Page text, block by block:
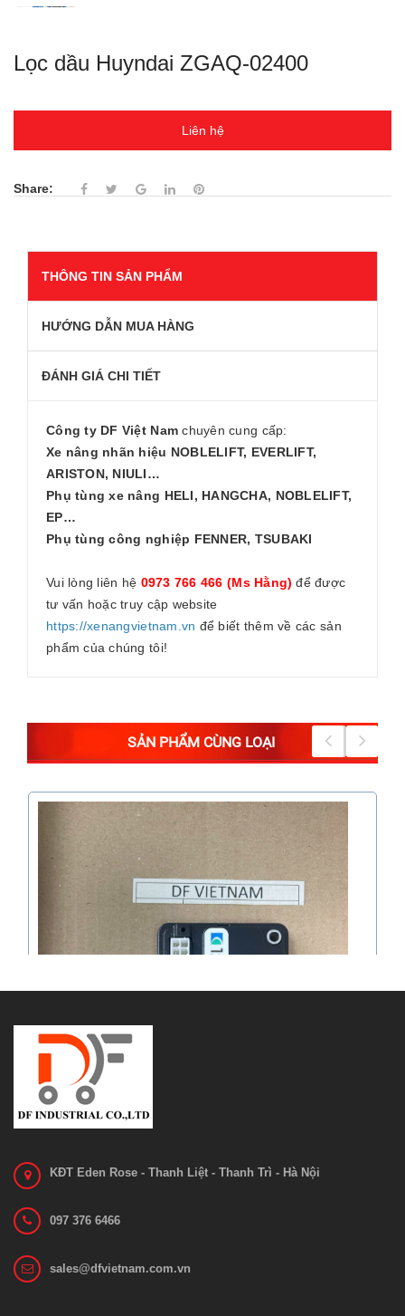
Lọc dầu Huyndai ZGAQ-02400
Liên hệ
Share:
THÔNG TIN SẢN PHẨM
HƯỚNG DẪN MUA HÀNG
ĐÁNH GIÁ CHI TIẾT
Công ty DF Việt Nam chuyên cung cấp:
Xe nâng nhãn hiệu NOBLELIFT, EVERLIFT,
ARISTON, NIULI…
Phụ tùng xe nâng HELI, HANGCHA, NOBLELIFT,
EP…
Phụ tùng công nghiệp FENNER, TSUBAKI
Vui lòng liên hệ 0973 766 466 (Ms Hằng) để được
tư vấn hoặc truy cập website
https://xenangvietnam.vn để biết thêm về các sản
phẩm của chúng tôi!
SẢN PHẨM CÙNG LOẠI
KĐT Eden Rose - Thanh Liệt - Thanh Trì - Hà Nội
097 376 6466
sales@dfvietnam.com.vn